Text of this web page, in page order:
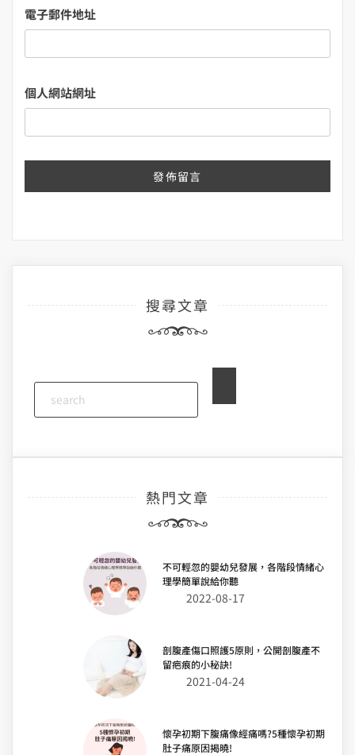
電子郵件地址
個人網站網址
搜尋文章
熱門文章
不可輕忽的嬰幼兒發展，各階段情緒心
理學簡單說給你聽
2022-08-17
剖腹產傷口照護5原則，公開剖腹產不
留疤痕的小秘訣!
2021-04-24
懷孕初期下腹痛像經痛嗎?5種懷孕初期
肚子痛原因揭曉!